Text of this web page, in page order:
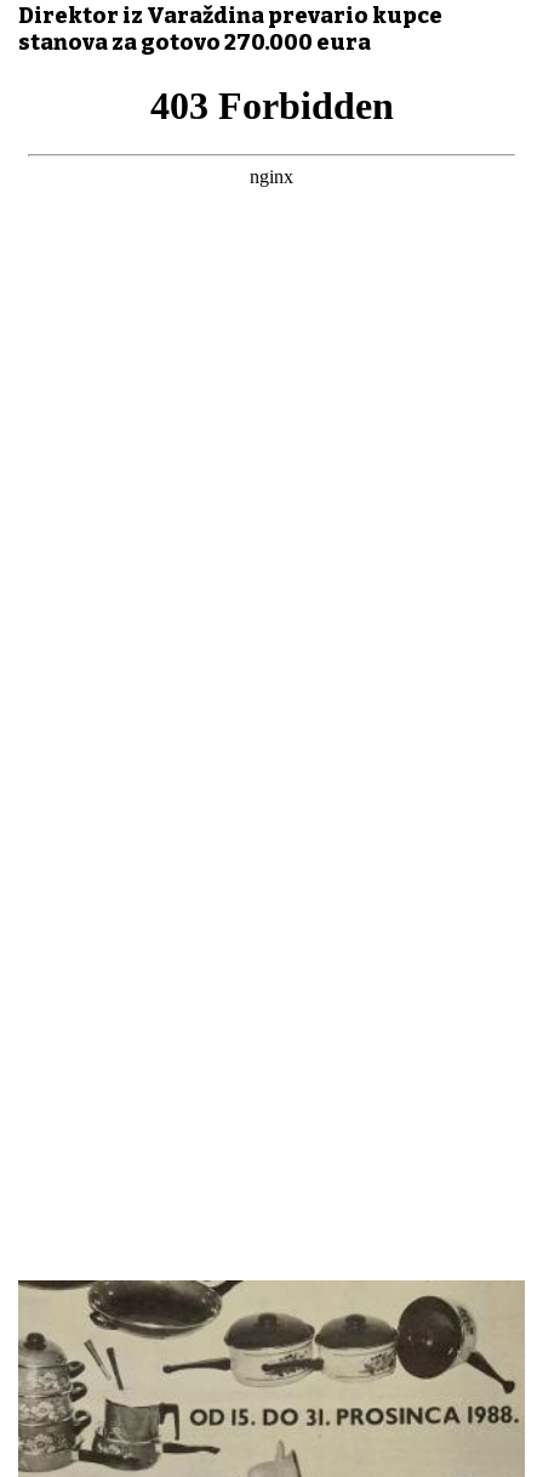
Direktor iz Varaždina prevario kupce
stanova za gotovo 270.000 eura